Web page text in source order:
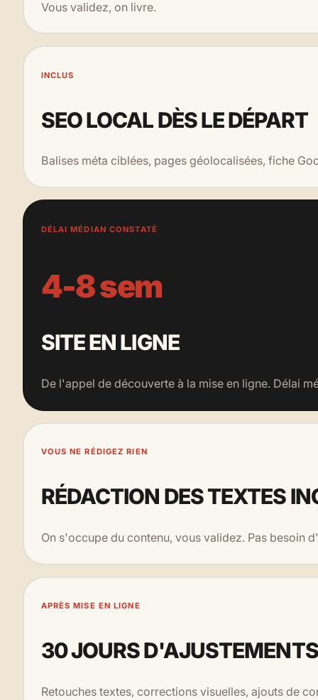
Vous validez, on livre.
INCLUS
SEO LOCAL DÈS LE DÉPART
Balises méta ciblées, pages géolocalisées, fiche
DÉLAI MÉDIAN CONSTATÉ
4-8 sem
SITE EN LIGNE
De l'appel de découverte à la mise en ligne. Délai
VOUS NE RÉDIGEZ RIEN
RÉDACTION DES TEXTES
On s'occupe du contenu, vous validez. Pas besoin
APRÈS MISE EN LIGNE
30 JOURS D'AJUSTEMENTS
Retouches textes, corrections visuelles, ajouts de